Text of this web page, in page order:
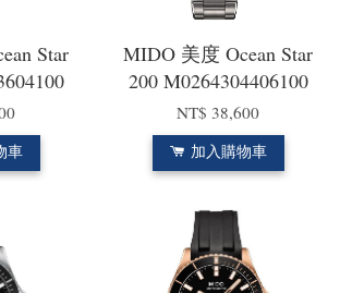
Star
車
MIDO 美度 Ocean Star
200 M0264304406100
NT$ 38,600
加入購物車